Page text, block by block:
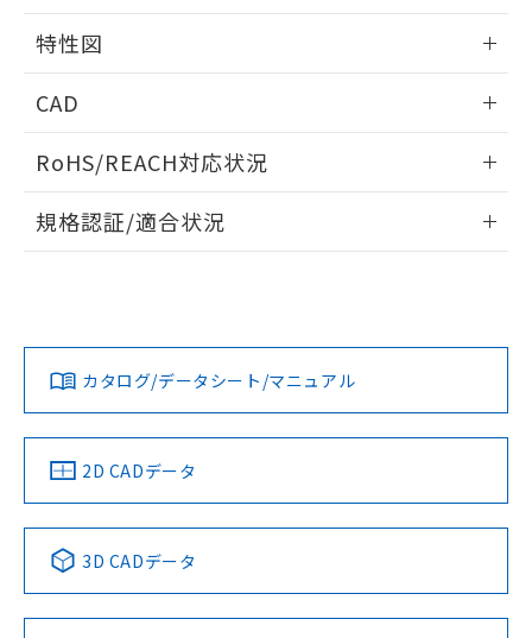
タイムチャート
相互干渉
A: 120mm以上、B: 100mm以上
周囲金属の影響
以上、n: 36mm以上
特性図
検出物体の大きさと材質による影響
検出領域
CAD
ドすることができます。
ログイン/会員登録
ダウンロードデータをご利用いただく前に、以下を必ずお読
みください。
ソフトウェアの使用条件
RoHS/REACH対応状況
EU RoHS 注意事項・凡例
対応済み
中国 RoHS 注意事項・凡例
Pb Hg Cd Cr(VI)
規格認証/適合状況
LR型式承認
（イギリス
船舶規格）
DNV型式承認
（ノルウェー
BV型式承認
（フランス
KR型式
（韓国
No No No No
この製品の規格認証/適合状況ページへ
その他の認証はこちらのページからご検索ください
カタログ/データシート/マニュアル
2D CADデータ
3D CADデータ
欄に対応日を記載しておりました。
既に当社にて対応品への在庫切替を完了
していることから、特段のことがない限
す。